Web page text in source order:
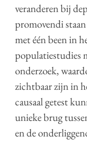
veranderen bij
promovendi
met één been in
populatiestudies
onderzoek,
zichtbaar zijn in
causaal getest
unieke brug
en de